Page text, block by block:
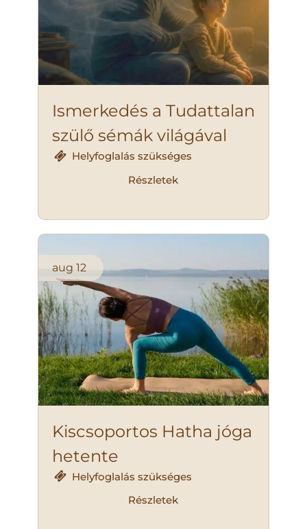
Ismerkedés a Tudattalan
szülő sémák világával
Helyfoglalás szükséges
Részletek
aug 12
Kiscsoportos Hatha jóga
hetente
Helyfoglalás szükséges
Részletek